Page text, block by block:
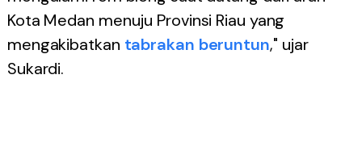
Kota Medan menuju Provinsi Riau yang
mengakibatkan tabrakan beruntun," ujar
Sukardi.